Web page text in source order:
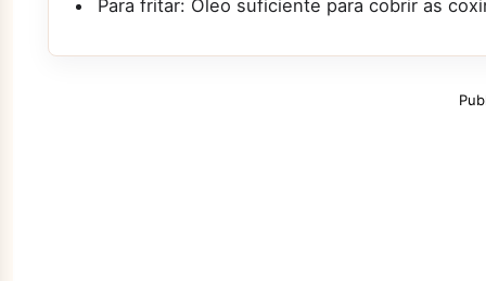
Para fritar: Óleo suficiente para cobrir as